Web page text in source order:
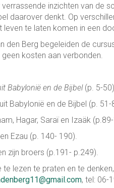
inzichten van de
daarover denkt. Op
te laten komen in een
den Berg begeleiden de
kosten aan verbonden.
Babylonië en de Bijbel (p. 5-
Babylonië en de Bijbel (p. 51-
Hagar, Saraï en Izaäk
Ezau (p. 140- 190).
zijn broers (p.191- p.249).
lezen te praten en te
, tel: 06-